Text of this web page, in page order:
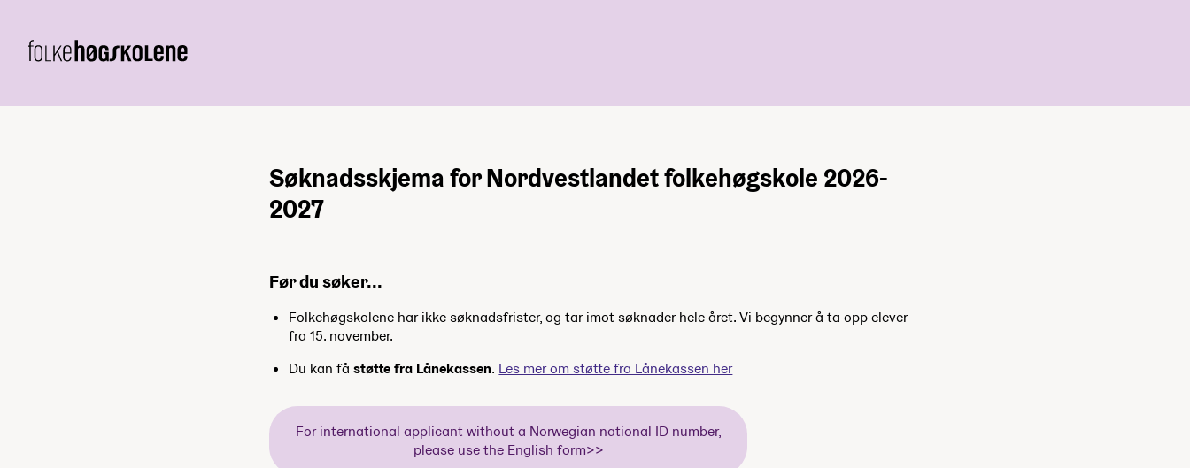
Søknadsskjema for Nordvestlandet folkehøgskole 2026-
2027
Før du søker...
Folkehøgskolene har ikke søknadsfrister, og tar imot søknader hele året. Vi begynner å ta opp elever
fra 15. november.
Du kan fåstøtte fra Lånekassen. Les mer om støtte fra Lånekassen her
For international applicant without a Norwegian national ID number,
please use the English form>>